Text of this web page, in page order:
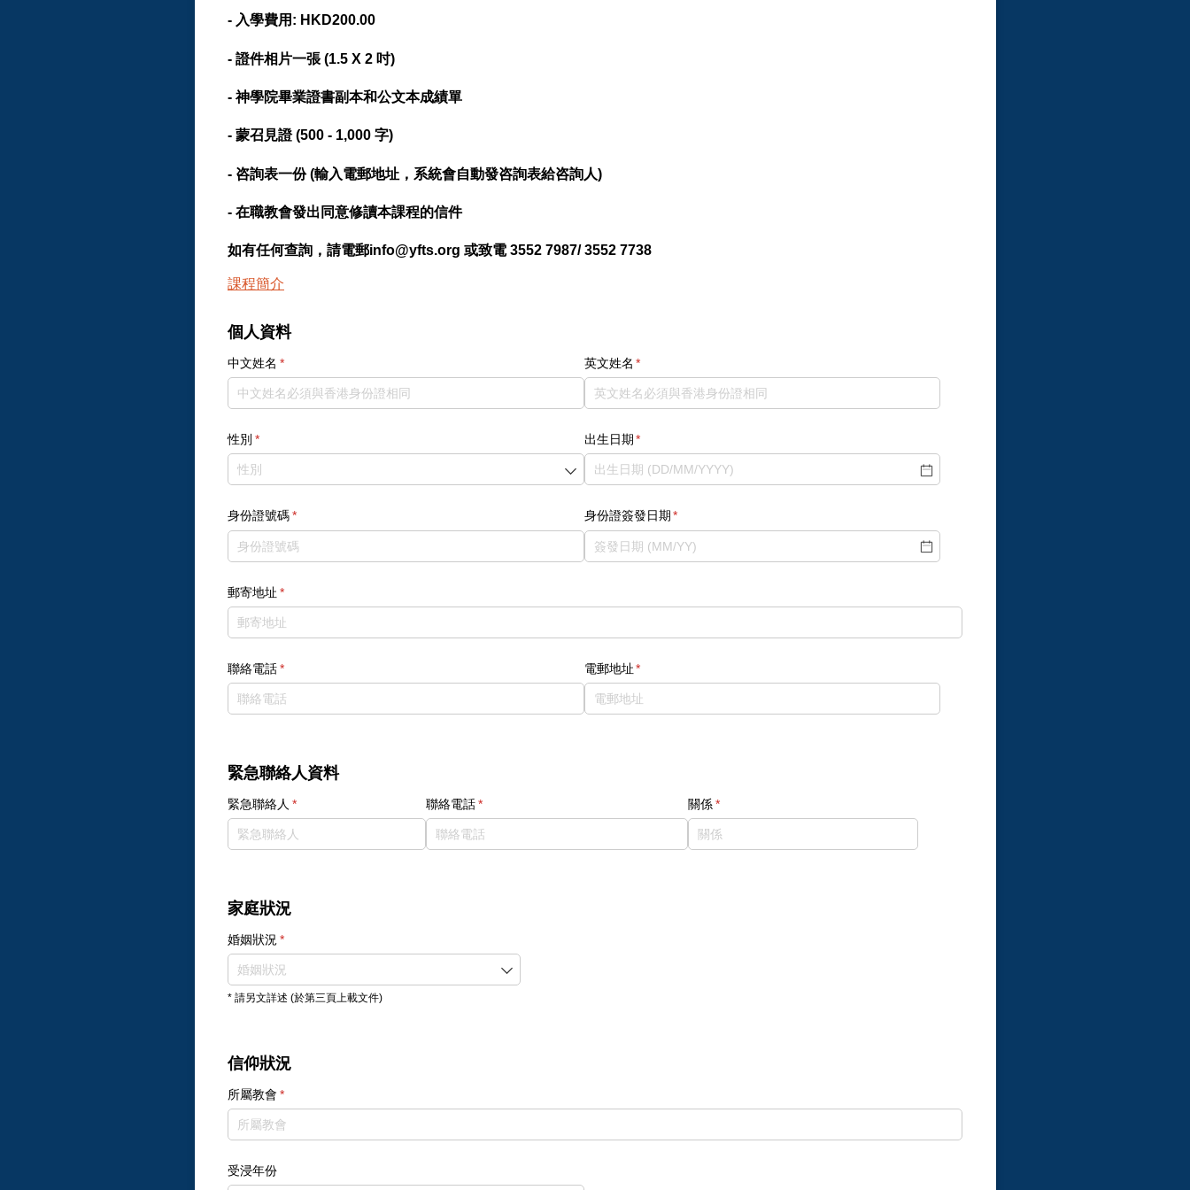
- 入學費用: HKD200.00
- 證件相片一張 (1.5 X 2 吋)
- 神學院畢業證書副本和公文本成績單
- 蒙召見證 (500 - 1,000 字)
- 咨詢表一份 (輸入電郵地址，系統會自動發咨詢表給咨詢人)
- 在職教會發出同意修讀本課程的信件
如有任何查詢，請電郵info@yfts.org 或致電 3552 7987/ 3552 7738
課程簡介
個人資料
中文姓名 *
(required) 英文姓名 *
(required)
性別 *
(required) 出生日期 *
(required)
身份證號碼*
(required) 身份證簽發日期 *
(required)
郵寄地址 *
(required)
聯絡電話*
(required) 電郵地址 *
(required)
緊急聯絡人資料
緊急聯絡人 *
(required) 聯絡電話*
(required) 關係*
(required)
家庭狀況
婚姻狀況 *
(required)
* 請另文詳述 (於第三頁上載文件)
信仰狀況
所屬教會 *
(required)
受浸年份